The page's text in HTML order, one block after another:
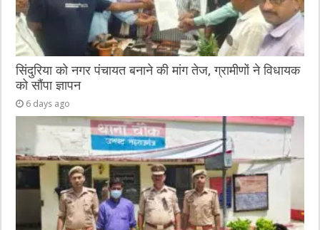
सिंदुरिया को नगर पंचायत बनाने की मांग तेज, ग्रामीणों ने विधायक
को सौंपा ज्ञापन
6 days ago